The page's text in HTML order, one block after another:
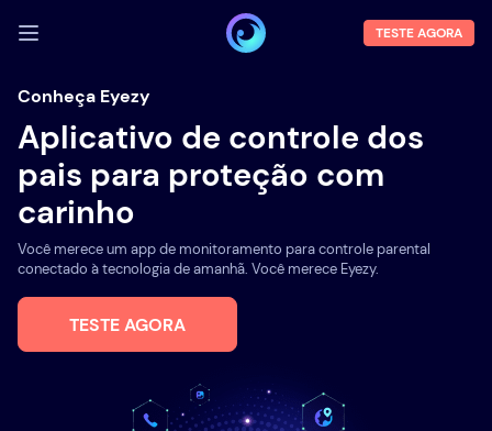
FAZER LOGIN
Demo
Funções
Sobre Nós
Blog
TESTE AGORA
Conheça Eyezy
Aplicativo de controle dos
pais para proteção com
carinho
Você merece um app de monitoramento para controle parental
conectado à tecnologia de amanhã. Você merece Eyezy.
TESTE AGORA